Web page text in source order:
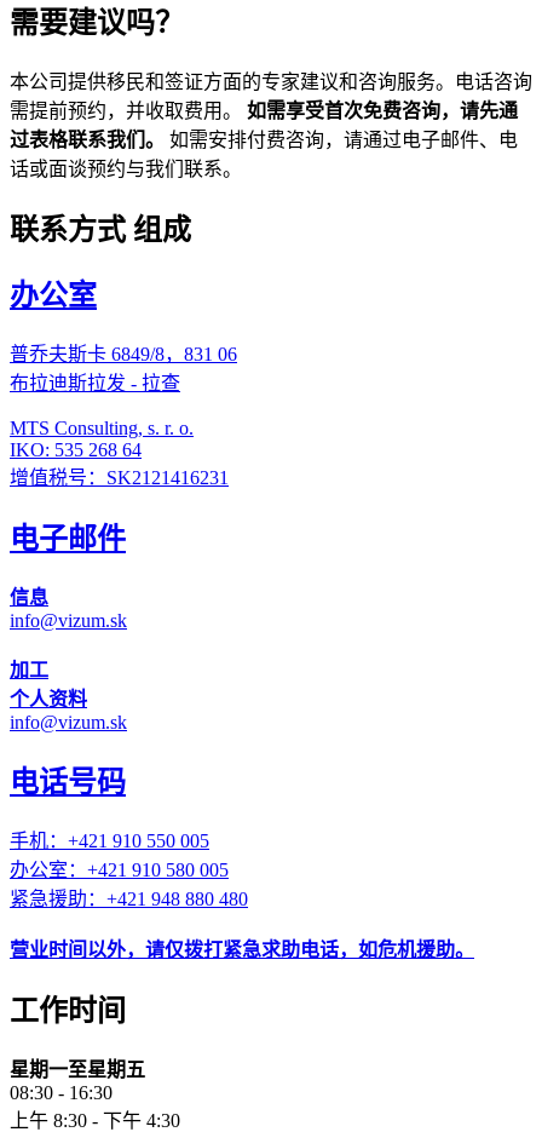
需要建议吗？
本公司提供移民和签证方面的专家建议和咨询服务。电话咨询
需提前预约，并收取费用。 如需享受首次免费咨询，请先通
过表格联系我们。
如需安排付费咨询，请通过电子邮件、电
话或面谈预约与我们联系。
联系方式 组成
办公室
普乔夫斯卡 6849/8，831 06
布拉迪斯拉发 - 拉查
MTS Consulting, s. r. o.
IKO: 535 268 64
增值税号：SK2121416231
电子邮件
信息
info@vizum.sk
加工
个人资料
info@vizum.sk
电话号码
手机：+421 910 550 005
办公室：+421 910 580 005
紧急援助：+421 948 880 480
营业时间以外，请仅拨打紧急求助电话，如危机援助。
工作时间
星期一至星期五
08:30 - 16:30
上午 8:30 - 下午 4:30